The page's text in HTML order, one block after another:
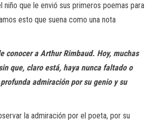
niño que le envió sus primeros poemas para
esto que suena como una nota
conocer a Arthur Rimbaud. Hoy, muchas
que, claro está, haya nunca faltado o
profunda admiración por su genio y su
la admiración por el poeta, por su